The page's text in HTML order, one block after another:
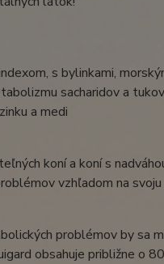
s bylinkami,
sacharidov a tukov
a medi
koní a koní s
vzhľadom na
problémov by sa
obsahuje približne o